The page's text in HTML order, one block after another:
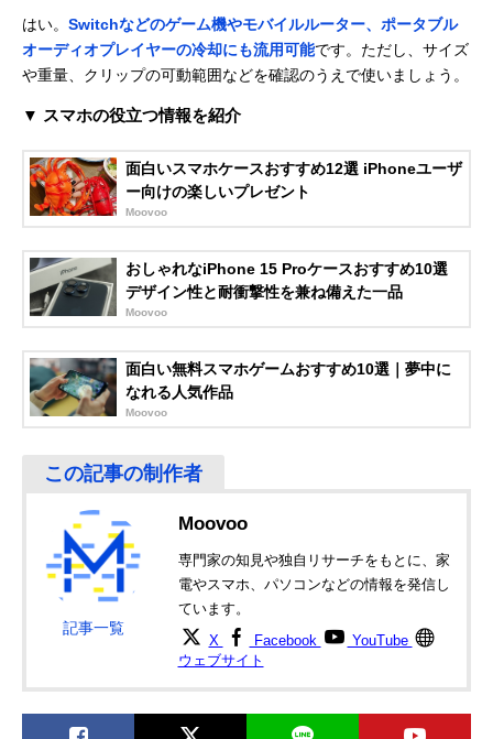
はい。 Switchなどのゲーム機やモバイルルーター、ポータブル
オーディオプレイヤーの冷却にも流用可能です。ただし、サイズ
や重量、クリップの可動範囲などを確認のうえで使いましょう。
▼ スマホの役立つ情報を紹介
面白いスマホケースおすすめ12選 iPhoneユーザ
ー向けの楽しいプレゼント
Moovoo
おしゃれなiPhone 15 Proケースおすすめ10選
デザイン性と耐衝撃性を兼ね備えた一品
Moovoo
面白い無料スマホゲームおすすめ10選｜夢中に
なれる人気作品
Moovoo
記事一覧
Moovoo
専門家の知見や独自リサーチをもとに、家
電やスマホ、パソコンなどの情報を発信し
ています。
X Facebook
YouTube
ウェブサイト